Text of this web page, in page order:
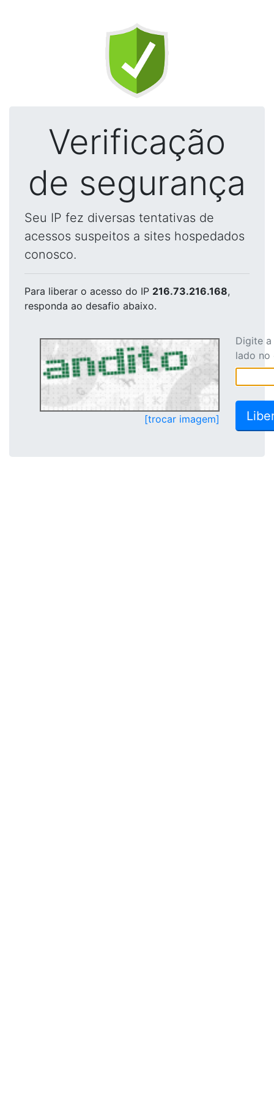
Verificação
de segurança
Seu IP fez diversas tentativas de
acessos suspeitos a sites hospedados
conosco.
Para liberar o acesso do IP 216.73.216.168,
responda ao desafio abaixo.
[trocar imagem]
Digite
lado no